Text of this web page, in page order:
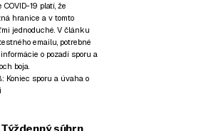
19 platí, že
hranice a v tomto
jednoduché. V článku
emailu, potrebné
o pozadí sporu a
boja.
Koniec sporu a úvaha o